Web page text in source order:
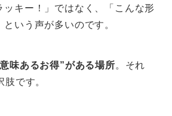
ッキー！」ではなく、「こんな形
いう声が多いのです。
味あるお得”がある場所。それ
です。